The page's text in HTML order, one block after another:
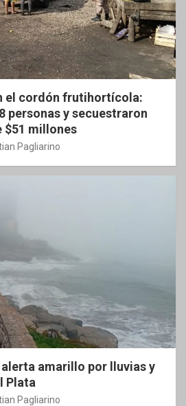
el cordón frutihortícola:
personas y secuestraron
$51 millones
Pagliarino
amarillo por lluvias y
Plata
Pagliarino